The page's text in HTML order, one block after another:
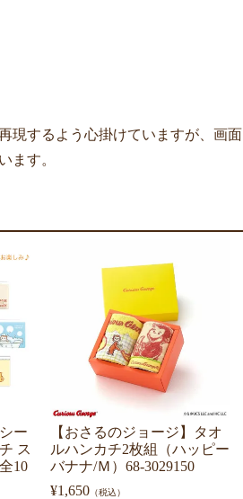
現するよう心掛けていますが、画面
ます。
ー
ス
10
【おさるのジョージ】タオ
ルハンカチ2枚組（ハッピー
バナナ/Ｍ）68-3029150
¥1,650 （税込）